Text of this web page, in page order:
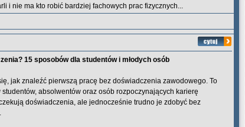
i nie ma kto robić bardziej fachowych prac fizycznych...
15 sposobów dla studentów i młodych osób
jak znaleźć pierwszą pracę bez doświadczenia zawodowego. To
absolwentów oraz osób rozpoczynających karierę
doświadczenia, ale jednocześnie trudno je zdobyć bez